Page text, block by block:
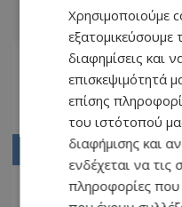
Χρησιμοποιούμε
εξατομικεύσουμε
διαφημίσεις και
επισκεψιμότητά
επίσης
του ιστότοπού
διαφήμισης και
ενδέχεται να
πληροφορίες που